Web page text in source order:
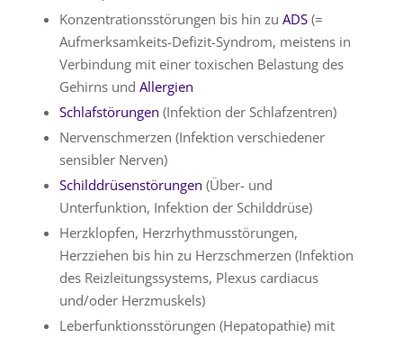
Konzentrationsstörungen bis hin zu ADS (=
Aufmerksamkeits-Defizit-Syndrom, meistens in
Verbindung mit einer toxischen Belastung des
Gehirns und Allergien
Schlafstörungen (Infektion der Schlafzentren)
Nervenschmerzen (Infektion verschiedener
sensibler Nerven)
Schilddrüsenstörungen (Über- und
Unterfunktion, Infektion der Schilddrüse)
Herzklopfen, Herzrhythmusstörungen,
Herzziehen bis hin zu Herzschmerzen (Infektion
des Reizleitungssystems, Plexus cardiacus
und/oder Herzmuskels)
Leberfunktionsstörungen (Hepatopathie) mit